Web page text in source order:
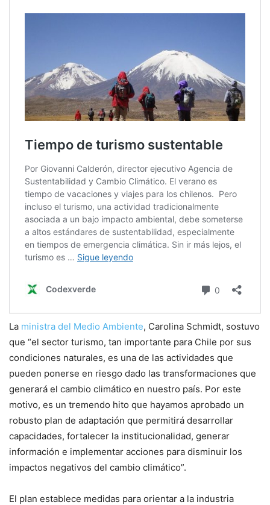
La ministra del Medio Ambiente, Carolina Schmidt, sostuvo
que “el sector turismo, tan importante para Chile por sus
condiciones naturales, es una de las actividades que
pueden ponerse en riesgo dado las transformaciones que
generará el cambio climático en nuestro país. Por este
motivo, es un tremendo hito que hayamos aprobado un
robusto plan de adaptación que permitirá desarrollar
capacidades, fortalecer la institucionalidad, generar
información e implementar acciones para disminuir los
impactos negativos del cambio climático”.
El plan establece medidas para orientar a la industria